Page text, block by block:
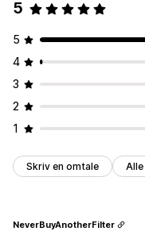
5
5
4
3
2
1
Skriv en omtale
NeverBuyAnotherFilter